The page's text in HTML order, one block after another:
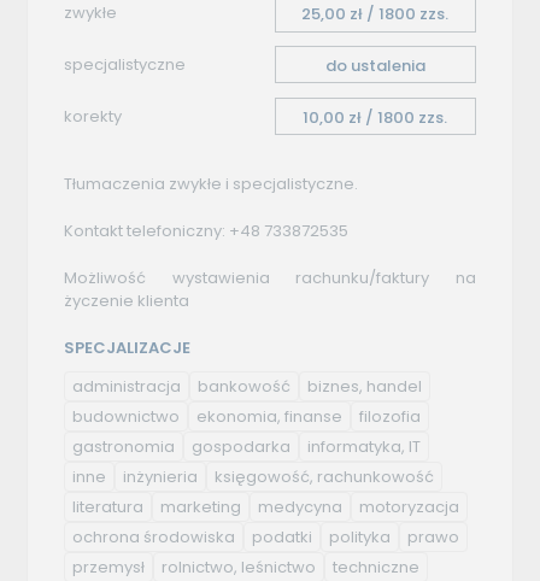
zwykłe
25,00 zł / 1800 zzs.
specjalistyczne do ustalenia
korekty 10,00 zł / 1800 zzs.
Tłumaczenia zwykłe i specjalistyczne.
Kontakt telefoniczny: +48 733872535
Możliwość wystawienia rachunku/faktury na
życzenie klienta
SPECJALIZACJE
administracja
bankowość
biznes, handel
budownictwo
ekonomia, finanse
filozofia
gastronomia
gospodarka
informatyka, IT
inne
inżynieria
księgowość, rachunkowość
literatura
marketing medycyna
motoryzacja
ochrona środowiska
podatki polityka
prawo
przemysł
rolnictwo, leśnictwo
techniczne